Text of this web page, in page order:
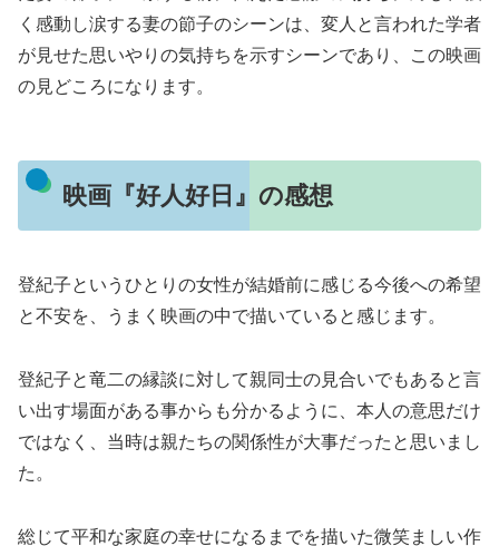
く感動し涙する妻の節子のシーンは、変人と言われた学者
が見せた思いやりの気持ちを示すシーンであり、この映画
の見どころになります。
映画『好人好日』の感想
登紀子というひとりの女性が結婚前に感じる今後への希望
と不安を、うまく映画の中で描いていると感じます。
登紀子と竜二の縁談に対して親同士の見合いでもあると言
い出す場面がある事からも分かるように、本人の意思だけ
ではなく、当時は親たちの関係性が大事だったと思いまし
た。
総じて平和な家庭の幸せになるまでを描いた微笑ましい作